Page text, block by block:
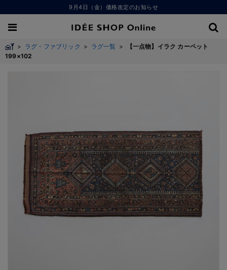
9月4日（金）価格改定のお知らせ
> ラグ・ファブリック > ラグ一覧 >
【一点物】イラク カーペット
199×102